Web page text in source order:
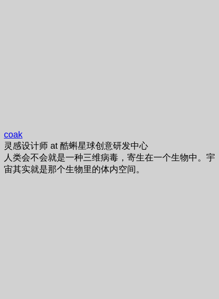
coak
灵感设计师 at 酷蝌星球创意研发中心
人类会不会就是一种三维病毒，寄生在一个生物中。宇
宙其实就是那个生物里的体内空间。